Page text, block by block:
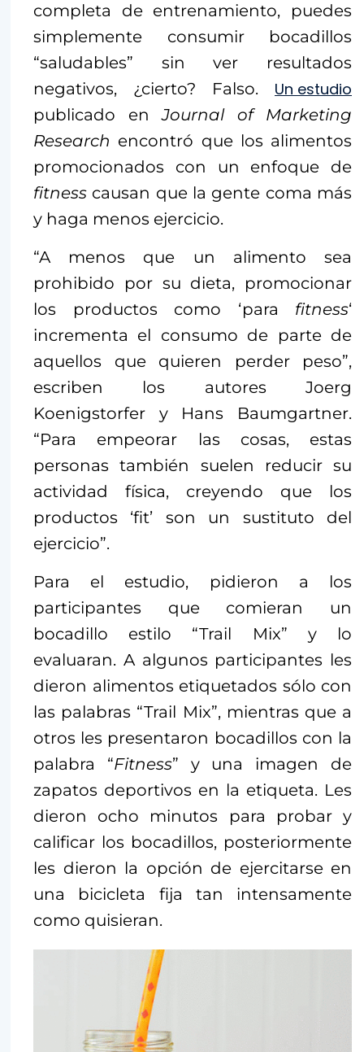
completa de entrenamiento, puedes
simplemente consumir bocadillos
“saludables” sin ver resultados
negativos, ¿cierto? Falso. Un estudio
publicado enJournal of Marketing
Research encontró que los alimentos
promocionados con un enfoque de
fitness causan que la gente coma más
y haga menos ejercicio.
“A menos que un alimento sea
prohibido por su dieta, promocionar
los productos como ‘para fitness‘
incrementa el consumo de parte de
aquellos que quieren perder peso”,
escriben los autores Joerg
Koenigstorfer y Hans Baumgartner.
“Para empeorar las cosas, estas
personas también suelen reducir su
actividad física, creyendo que los
productos ‘fit’ son un sustituto del
ejercicio”.
Para el estudio, pidieron a los
participantes que comieran un
bocadillo estilo “Trail Mix” y lo
evaluaran. A algunos participantes les
dieron alimentos etiquetados sólo con
las palabras “Trail Mix”, mientras que a
otros les presentaron bocadillos con la
palabra “Fitness” y una imagen de
zapatos deportivos en la etiqueta. Les
dieron ocho minutos para probar y
calificar los bocadillos, posteriormente
les dieron la opción de ejercitarse en
una bicicleta fija tan intensamente
como quisieran.